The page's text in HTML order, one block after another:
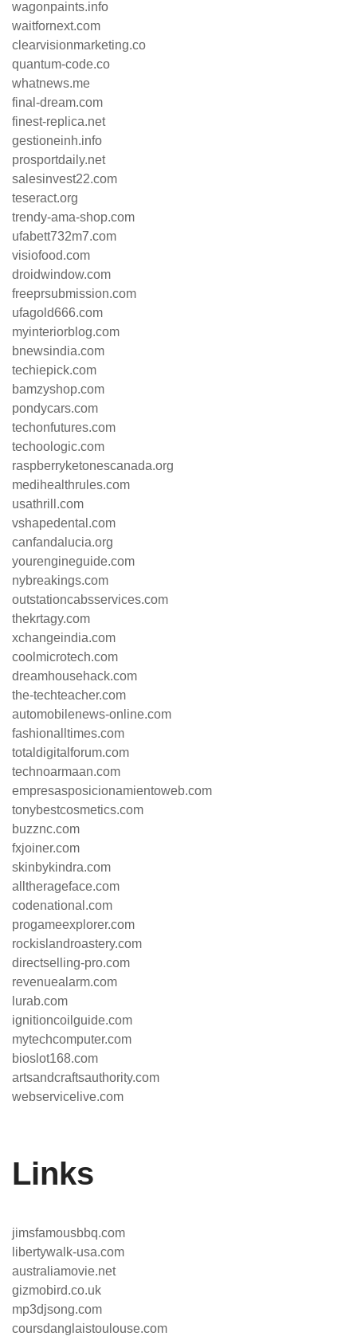
wagonpaints.info
waitfornext.com
clearvisionmarketing.co
quantum-code.co
whatnews.me
final-dream.com
finest-replica.net
gestioneinh.info
prosportdaily.net
salesinvest22.com
teseract.org
trendy-ama-shop.com
ufabett732m7.com
visiofood.com
droidwindow.com
freeprsubmission.com
ufagold666.com
myinteriorblog.com
bnewsindia.com
techiepick.com
bamzyshop.com
pondycars.com
techonfutures.com
techoologic.com
raspberryketonescanada.org
medihealthrules.com
usathrill.com
vshapedental.com
canfandalucia.org
yourengineguide.com
nybreakings.com
outstationcabsservices.com
thekrtagy.com
xchangeindia.com
coolmicrotech.com
dreamhousehack.com
the-techteacher.com
automobilenews-online.com
fashionalltimes.com
totaldigitalforum.com
technoarmaan.com
empresasposicionamientoweb.com
tonybestcosmetics.com
buzznc.com
fxjoiner.com
skinbykindra.com
alltherageface.com
codenational.com
progameexplorer.com
rockislandroastery.com
directselling-pro.com
revenuealarm.com
lurab.com
ignitioncoilguide.com
mytechcomputer.com
bioslot168.com
artsandcraftsauthority.com
webservicelive.com
Links
jimsfamousbbq.com
libertywalk-usa.com
australiamovie.net
gizmobird.co.uk
mp3djsong.com
coursdanglaistoulouse.com